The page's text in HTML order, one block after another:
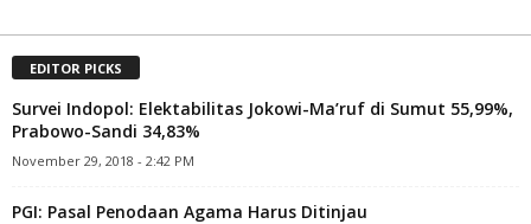
EDITOR PICKS
Survei Indopol: Elektabilitas Jokowi-Ma’ruf di Sumut 55,99%,
Prabowo-Sandi 34,83%
November 29, 2018 - 2:42 PM
PGI: Pasal Penodaan Agama Harus Ditinjau